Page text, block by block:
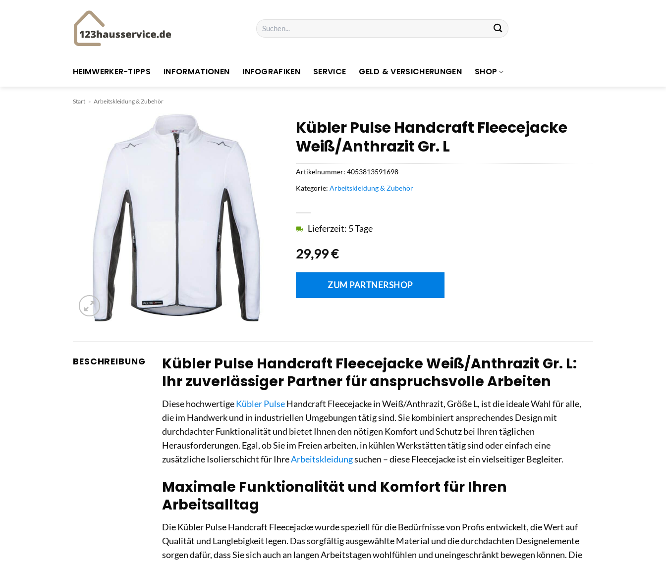
Suchen
nach:
HEIMWERKER-TIPPS INFORMATIONEN INFOGRAFIKEN SERVICE GELD & VERSICHERUNGEN SHOP
Start » Arbeitskleidung & Zubehör
Kübler Pulse Handcraft Fleecejacke
Weiß/Anthrazit Gr. L
29,99€
Lieferzeit: 5 Tage
ZUM PARTNERSHOP
Artikelnummer: 4053813591698
Kategorie: Arbeitskleidung & Zubehör
BESCHREIBUNG
Kübler Pulse Handcraft Fleecejacke Weiß/Anthrazit Gr. L:
Ihr zuverlässiger Partner für anspruchsvolle Arbeiten
Diese hochwertigeKübler PulseHandcraft Fleecejacke in Weiß/Anthrazit, Größe L, ist die ideale Wahl für alle,
die im Handwerk und in industriellen Umgebungen tätig sind. Sie kombiniert ansprechendes Design mit
durchdachter Funktionalität und bietet Ihnen den nötigen Komfort und Schutz bei Ihren täglichen
Herausforderungen. Egal, ob Sie im Freien arbeiten, in kühlen Werkstätten tätig sind oder einfach eine
zusätzliche Isolierschicht für IhreArbeitskleidungsuchen – diese Fleecejacke ist ein vielseitiger Begleiter.
Maximale Funktionalität und Komfort für Ihren
Arbeitsalltag
Die Kübler Pulse Handcraft Fleecejacke wurde speziell für die Bedürfnisse von Profis entwickelt, die Wert auf
Qualität und Langlebigkeit legen. Das sorgfältig ausgewählte Material und die durchdachten Designelemente
sorgen dafür, dass Sie sich auch an langen Arbeitstagen wohlfühlen und uneingeschränkt bewegen können. Die